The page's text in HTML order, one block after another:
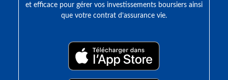
et efficace pour gérer vos investissements boursiers ainsi
que votre contrat d’assurance vie.